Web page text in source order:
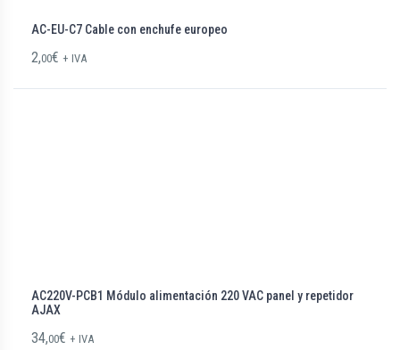
AC-EU-C7 Cable con enchufe europeo
2,00€ + IVA
AC220V-PCB1 Módulo alimentación 220 VAC panel y repetidor
AJAX
34,00€ + IVA